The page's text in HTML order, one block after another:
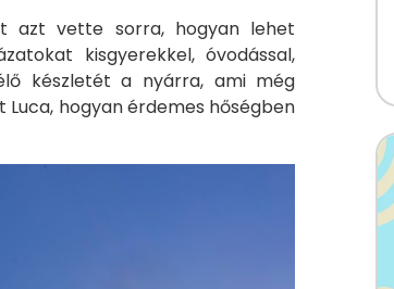
azt vette sorra, hogyan lehet
kisgyerekkel, óvodással,
készletét a nyárra, ami még
Luca, hogyan érdemes hőségben